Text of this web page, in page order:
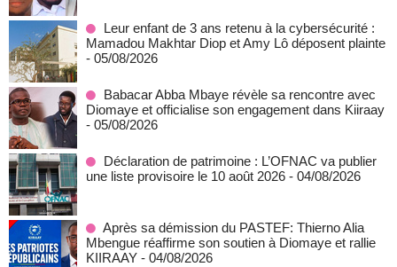
Leur enfant de 3 ans retenu à la cybersécurité :
Mamadou Makhtar Diop et Amy Lô déposent plainte
- 05/08/2026
Babacar Abba Mbaye révèle sa rencontre avec
Diomaye et officialise son engagement dans Kiiraay
- 05/08/2026
Déclaration de patrimoine : L’OFNAC va publier
une liste provisoire le 10 août 2026 - 04/08/2026
Après sa démission du PASTEF: Thierno Alia
Mbengue réaffirme son soutien à Diomaye et rallie
KIIRAAY - 04/08/2026